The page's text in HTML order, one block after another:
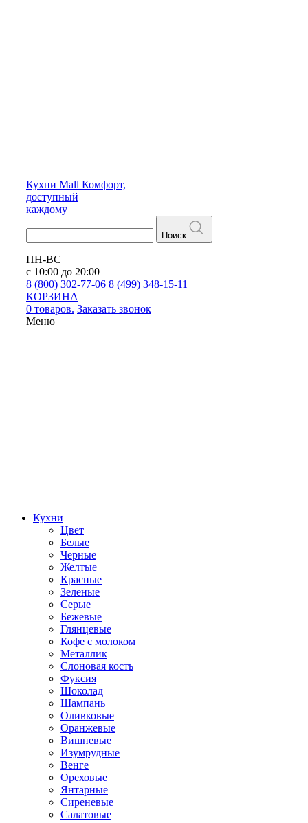
Кухни Mall Комфорт,
доступный
каждому
Поиск
ПН-ВС
с 10:00 до 20:00
8 (800) 302-77-06 8 (499) 348-15-11
КОРЗИНА
0 товаров. Заказать звонок
Меню
Кухни
Цвет
Белые
Черные
Желтые
Красные
Зеленые
Серые
Бежевые
Глянцевые
Кофе с молоком
Металлик
Слоновая кость
Фуксия
Шоколад
Шампань
Оливковые
Оранжевые
Вишневые
Изумрудные
Венге
Ореховые
Янтарные
Сиреневые
Салатовые